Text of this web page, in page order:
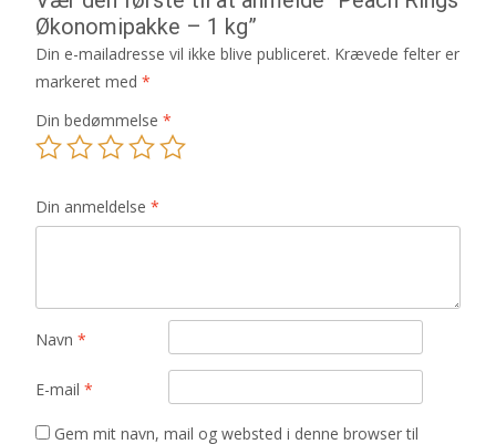
Økonomipakke – 1 kg”
Din e-mailadresse vil ikke blive publiceret. Krævede felter er
markeret med *
Din bedømmelse *
Din anmeldelse *
Navn *
E-mail *
Gem mit navn, mail og websted i denne browser til